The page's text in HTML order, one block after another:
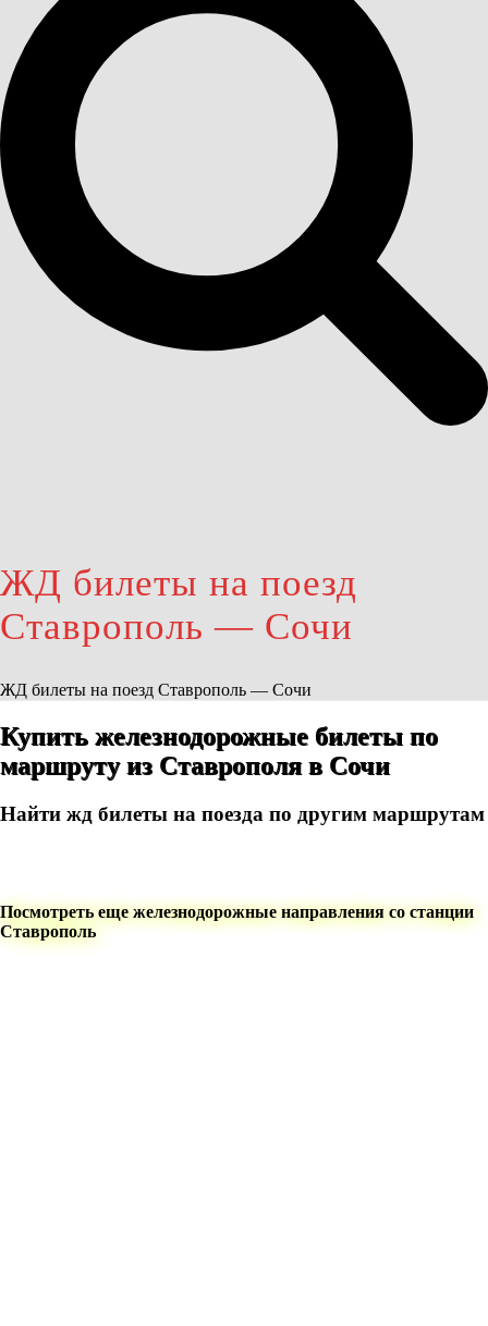
ЖД билеты на поезд
Ставрополь — Сочи
ЖД билеты на поезд Ставрополь — Сочи
Купить железнодорожные билеты по
маршруту из Ставрополя в Сочи
Найти жд билеты на поезда по другим маршрутам
Посмотреть еще железнодорожные направления со станции
Ставрополь